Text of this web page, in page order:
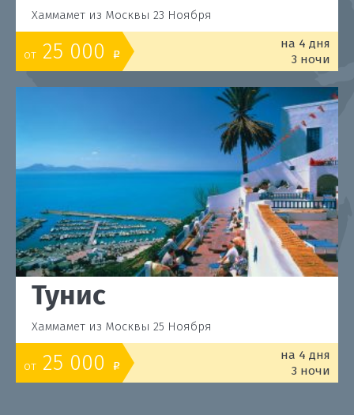
Хаммамет из Москвы 23 Ноября
от 25 000 o
на 4 дня
3 ночи
Тунис
Хаммамет из Москвы 25 Ноября
от 25 000 o
на 4 дня
3 ночи